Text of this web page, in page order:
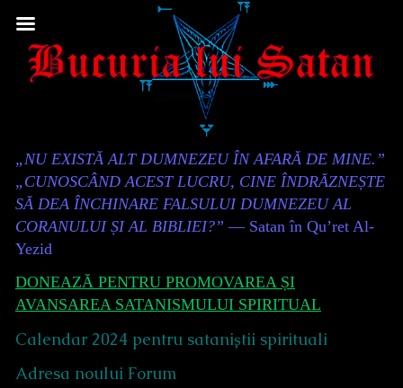
to
Content
Header
„NU EXISTĂ ALT DUMNEZEU ÎN AFARĂ DE MINE.”
„CUNOSCÂND ACEST LUCRU, CINE ÎNDRĂZNEȘTE
SĂ DEA ÎNCHINARE FALSULUI DUMNEZEU AL
CORANULUI ȘI AL BIBLIEI?” — Satan în Qu’ret Al-
Yezid
DONEAZĂ PENTRU PROMOVAREA ȘI
AVANSAREA SATANISMULUI SPIRITUAL
Calendar 2024 pentru sataniștii spirituali
Adresa noului Forum